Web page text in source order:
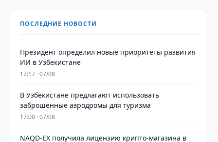
ПОСЛЕДНИЕ НОВОСТИ
Президент определил новые приоритеты развития
ИИ в Узбекистане
17:17 · 07/08
В Узбекистане предлагают использовать
заброшенные аэродромы для туризма
17:00 · 07/08
NAQD-EX получила лицензию крипто-магазина в